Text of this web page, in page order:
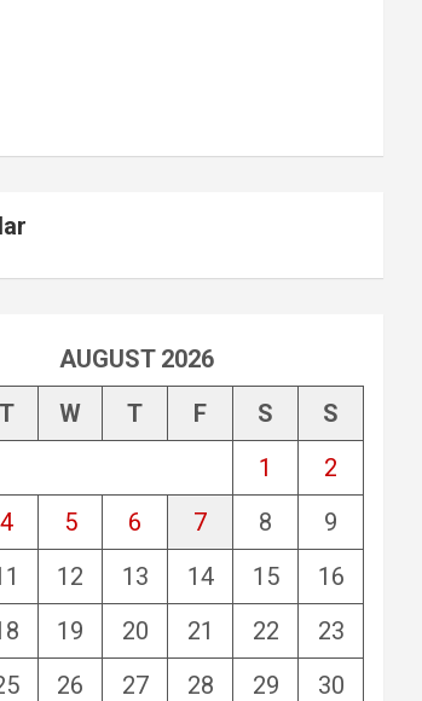
AUGUST 2026
T W T F S
S
1
2
4 5 6 7 8
9
12 13 14 15
16
19 20 21 22
23
26 27 28 29
30